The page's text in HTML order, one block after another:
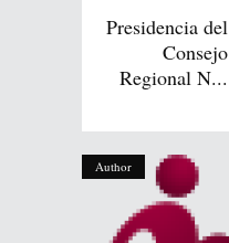
Presidencia del
Consejo
Regional N...
Author